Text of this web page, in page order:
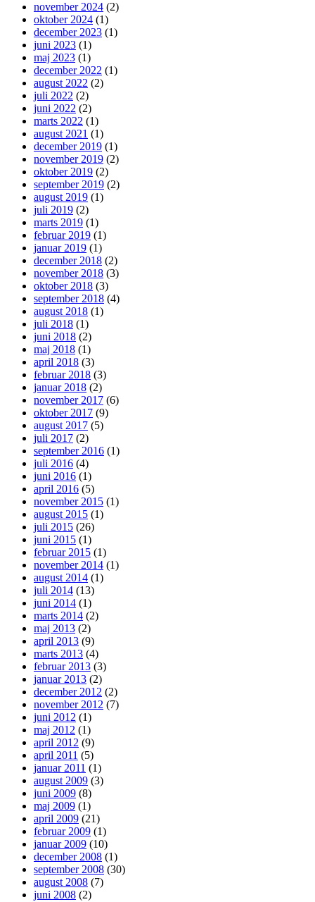
november 2024 (2)
oktober 2024 (1)
december 2023 (1)
juni 2023 (1)
maj 2023 (1)
december 2022 (1)
august 2022 (2)
juli 2022 (2)
juni 2022 (2)
marts 2022 (1)
august 2021 (1)
december 2019 (1)
november 2019 (2)
oktober 2019 (2)
september 2019 (2)
august 2019 (1)
juli 2019 (2)
marts 2019 (1)
februar 2019 (1)
januar 2019 (1)
december 2018 (2)
november 2018 (3)
oktober 2018 (3)
september 2018 (4)
august 2018 (1)
juli 2018 (1)
juni 2018 (2)
maj 2018 (1)
april 2018 (3)
februar 2018 (3)
januar 2018 (2)
november 2017 (6)
oktober 2017 (9)
august 2017 (5)
juli 2017 (2)
september 2016 (1)
juli 2016 (4)
juni 2016 (1)
april 2016 (5)
november 2015 (1)
august 2015 (1)
juli 2015 (26)
juni 2015 (1)
februar 2015 (1)
november 2014 (1)
august 2014 (1)
juli 2014 (13)
juni 2014 (1)
marts 2014 (2)
maj 2013 (2)
april 2013 (9)
marts 2013 (4)
februar 2013 (3)
januar 2013 (2)
december 2012 (2)
november 2012 (7)
juni 2012 (1)
maj 2012 (1)
april 2012 (9)
april 2011 (5)
januar 2011 (1)
august 2009 (3)
juni 2009 (8)
maj 2009 (1)
april 2009 (21)
februar 2009 (1)
januar 2009 (10)
december 2008 (1)
september 2008 (30)
august 2008 (7)
juni 2008 (2)